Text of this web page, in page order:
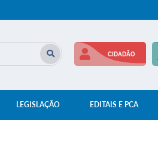
CIDADÃO
LEGISLAÇÃO EDITAIS E PCA